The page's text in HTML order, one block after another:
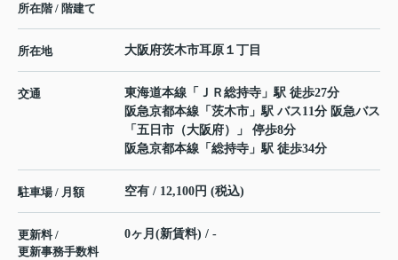
所在階 / 階建て
所在地 大阪府茨木市耳原 １丁目
交通 東海道本線 「 ＪＲ総持寺 」駅 徒歩27分
阪急京都本線 「 茨木市 」駅 バス11分 阪急バス
「五日市（大阪府）」 停歩8分
阪急京都本線 「 総持寺 」駅 徒歩34分
駐車場 / 月額 空有 / 12,100円 (税込)
更新料 /
更新事務手数料
0ヶ月(新賃料) / -